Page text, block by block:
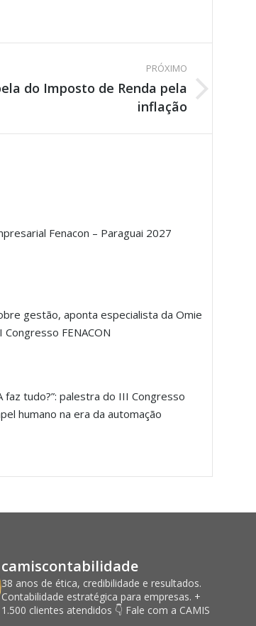
PRÓXIMO
do Imposto de Renda pela
inflação
Fenacon – Paraguai 2027
gestão, aponta especialista da Omie
FENACON
faz tudo?”: palestra do III Congresso
humano na era da automação
camiscontabilidade
38 anos de ética, credibilidade e resultados.
Contabilidade estratégica para empresas. +
1.500 clientes atendidos 👇 Fale com a CAMIS